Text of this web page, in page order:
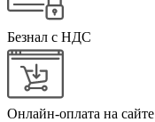
Безнал с НДС
Онлайн-оплата на сайте